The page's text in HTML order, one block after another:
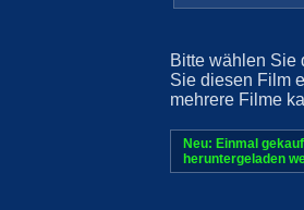
Bitte wählen Sie
Sie diesen Film
mehrere Filme
Neu: Einmal
heruntergeladen